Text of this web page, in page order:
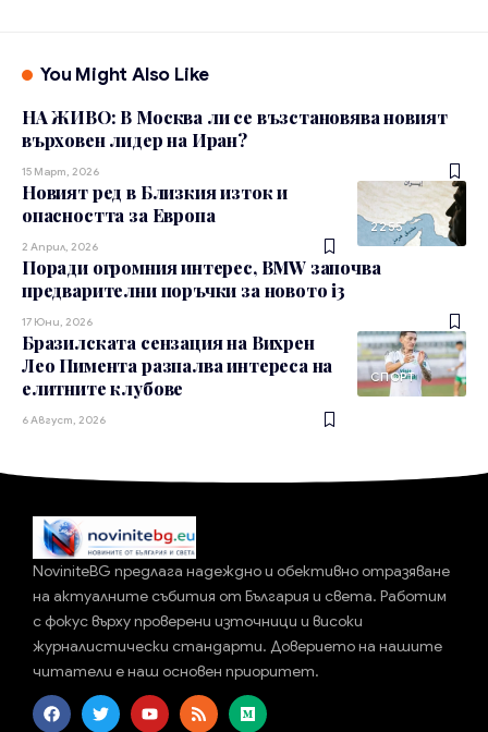
You Might Also Like
НА ЖИВО: В Москва ли се възстановява новият
върховен лидер на Иран?
15 Март, 2026
2255
Новият ред в Близкия изток и
опасността за Европа
2 Април, 2026
Поради огромния интерес, BMW започва
предварителни поръчки за новото i3
17 Юни, 2026
СПОРТ
Бразилската сензация на Вихрен
Лео Пимента разпалва интереса на
елитните клубове
6 Август, 2026
NoviniteBG предлага надеждно и обективно отразяване
на актуалните събития от България и света. Работим
с фокус върху проверени източници и високи
журналистически стандарти. Доверието на нашите
читатели е наш основен приоритет.